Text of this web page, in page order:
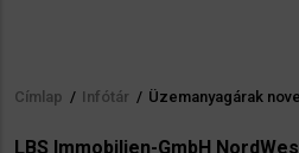
Morzsa
Címlap / Infótár / Üzemanyagárak
LBS Immobilien-GmbH